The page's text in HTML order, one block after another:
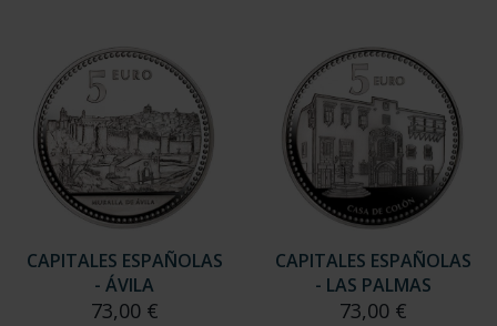
CAPITALES ESPAÑOLAS
- ÁVILA
73,00 €
CAPITALES ESPAÑOLAS
- LAS PALMAS
73,00 €